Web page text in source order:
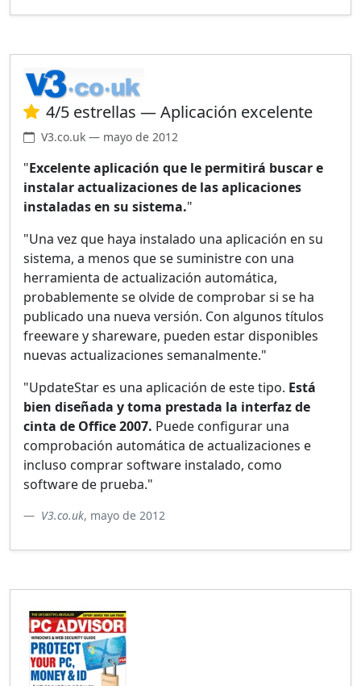
4/5 estrellas — Aplicación excelente
V3.co.uk — mayo de 2012
"Excelente aplicación que le permitirá buscar e
instalar actualizaciones de las aplicaciones
instaladas en su sistema."
"Una vez que haya instalado una aplicación en su
sistema, a menos que se suministre con una
herramienta de actualización automática,
probablemente se olvide de comprobar si se ha
publicado una nueva versión. Con algunos títulos
freeware y shareware, pueden estar disponibles
nuevas actualizaciones semanalmente."
"UpdateStar es una aplicación de este tipo. Está
bien diseñada y toma prestada la interfaz de
cinta de Office 2007. Puede configurar una
comprobación automática de actualizaciones e
incluso comprar software instalado, como
software de prueba."
V3.co.uk, mayo de 2012